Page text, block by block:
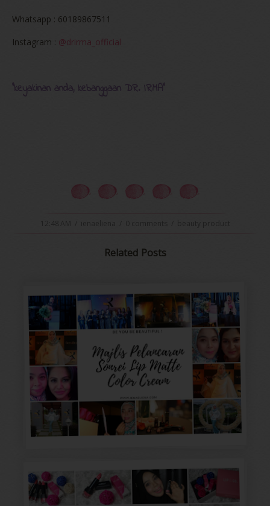
Whatsapp : 60189867511
Instagram : @drirma_official
“keyakinan anda, kebanggaan DR. IRMA”
Related Posts